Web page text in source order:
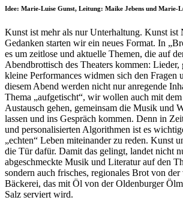
Idee: Marie-Luise Gunst, Leitung: Maike Jebens und Marie-
Kunst ist mehr als nur Unterhaltung. Kunst ist
Gedanken starten wir ein neues Format. In
es um zeitlose und aktuelle Themen, die auf
Abendbrottisch des Theaters kommen: Lieder,
kleine Performances widmen sich den Fragen
diesem Abend werden nicht nur anregende
Thema „aufgetischt“, wir wollen auch mit
Austausch gehen, gemeinsam die Musik und
lassen und ins Gespräch kommen. Denn in
und personalisierten Algorithmen ist es
„echten“ Leben miteinander zu reden. Kunst
die Tür dafür. Damit das gelingt, landet nicht
abgeschmeckte Musik und Literatur auf den
sondern auch frisches, regionales Brot von
Bäckerei, das mit Öl von der Oldenburger
Salz serviert wird.